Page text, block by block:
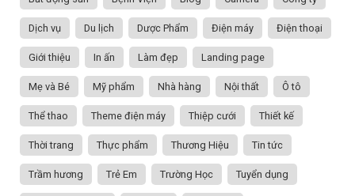
Dịch vụ Du lịch Dược Phẩm Điện máy Điện thoại
Giới thiệu In ấn Làm đẹp Landing page
Mẹ và Bé Mỹ phẩm Nhà hàng Nội thất Ô tô
Thể thao Theme điện máy Thiệp cưới Thiết kế
Thời trang Thực phẩm Thương Hiệu Tin tức
Trầm hương Trẻ Em Trường Học Tuyển dụng